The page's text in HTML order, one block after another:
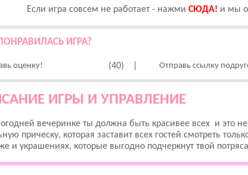
Если игра совсем не работает - нажми CЮДА! и мы
ИГРА?
оценку! (40) Отправь ссылку
ИГРЫ И УПРАВЛЕНИЕ
вечеринке ты должна быть красивее всех и это
прическу, которая заставит всех гостей смотреть
и украшениях, которые выгодно подчеркнут твой